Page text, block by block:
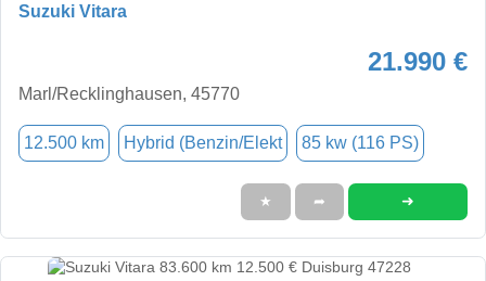
Suzuki Vitara
21.990 €
Marl/Recklinghausen, 45770
12.500 km Hybrid (Benzin/Elekt 85 kw (116 PS)
★ ➦ ➜